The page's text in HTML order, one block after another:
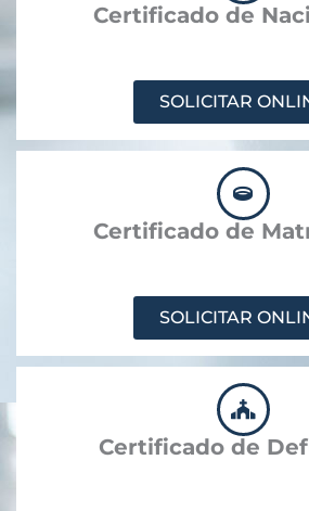
Certificado de
SOLICITAR
Certificado de
SOLICITAR
Certificado de